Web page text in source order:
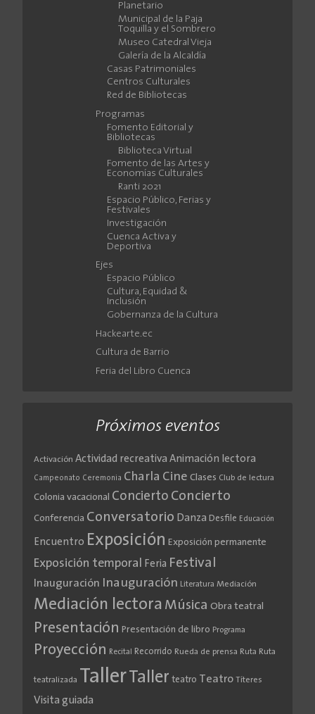
Planetario
Municipal de la Paja
Toquilla y el Sombrero
Museo Catedral Vieja
Galería de la Alcaldía
Casas Patrimoniales
Centros Culturales
Red de Bibliotecas
Programas
Fomento Editorial y
Bibliotecas
Biblioteca Virtual
Fomento de las Artes y
Economías Culturales
Ranti 2021
Espacio Público, Ferias y
Festivales
Investigación
Cuenca Activa y
Deportiva
Ejes
Espacio Público
Cultura, Equidad &
Inclusión
Gobernanza de la Cultura
Hackearte.ec
Cultura de Barrio
Feria del Libro Cuenca
Próximos eventos
Activación Actividad recreativa Animación lectora
Campeonato Ceremonia Charla Cine Clases Club de lectura
Colonia vacacional Concierto Concierto
Conferencia Conversatorio Danza Desfile Educación
Encuentro Exposición Exposición permanente
Exposición temporal Feria Festival
Inauguración Inauguración Literatura Mediación
Mediación lectora Música Obra teatral
Presentación Presentación de libro Programa
Proyección Recital Recorrido Rueda de prensa Ruta Ruta
teatralizada TallerTaller teatro Teatro Títeres
Visita guiada